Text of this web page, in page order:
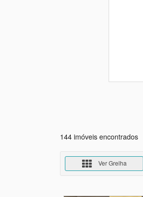
144 imóveis encontrados
Ver Grelha